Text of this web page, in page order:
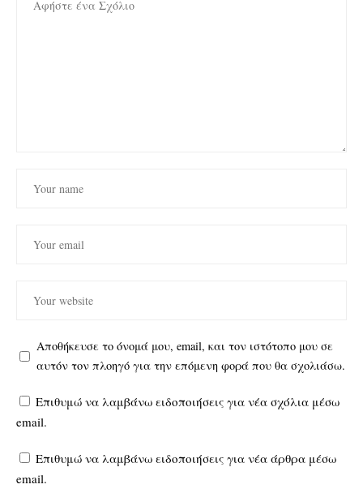
Αποθήκευσε το όνομά μου, email, και τον ιστότοπο μου σε
αυτόν τον πλοηγό για την επόμενη φορά που θα σχολιάσω.
Επιθυμώ να λαμβάνω ειδοποιήσεις για νέα σχόλια μέσω
email.
Επιθυμώ να λαμβάνω ειδοποιήσεις για νέα άρθρα μέσω
email.